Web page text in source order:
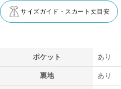
サイズガイド・スカート丈目安
ポケット あり
裏地 あり